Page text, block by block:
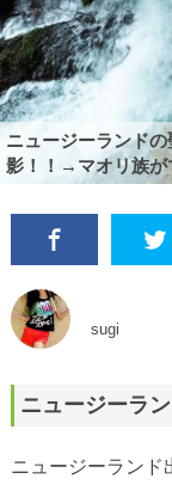
ニュージーランド
影！！→マオリ族が
sugi
ニュージーラ
ニュージーランド